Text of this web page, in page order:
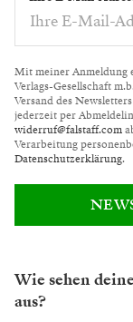
Mit meiner Anmeldung
Verlags-Gesellschaft
Versand des
jederzeit per
widerruf@falstaff.com
Verarbeitung
Datenschutzerklärung.
Wie sehen
aus?